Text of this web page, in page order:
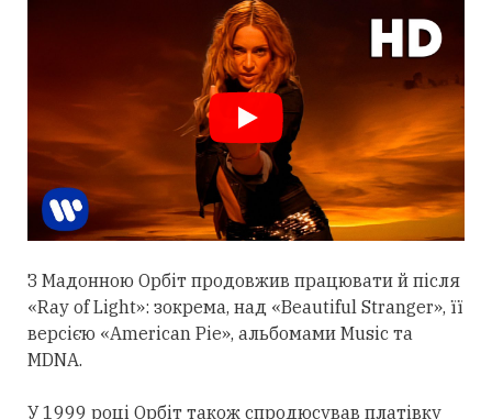
З Мадонною Орбіт продовжив працювати й після
«Ray of Light»: зокрема, над «Beautiful Stranger», її
версією «American Pie», альбомами Music та
MDNA.
У 1999 році Орбіт також спродюсував платівку